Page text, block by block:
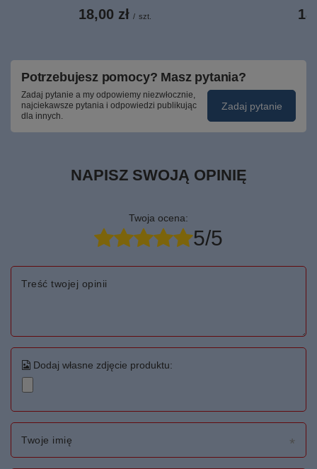
18,00 zł / szt.
Potrzebujesz pomocy? Masz pytania?
Zadaj pytanie a my odpowiemy niezwłocznie,
najciekawsze pytania i odpowiedzi publikując
dla innych.
Zadaj pytanie
NAPISZ SWOJĄ OPINIĘ
Twoja ocena:
5/5
Treść twojej opinii
Dodaj własne zdjęcie produktu:
Twoje imię